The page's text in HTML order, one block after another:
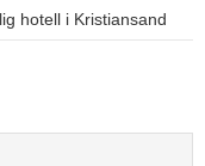
hotell i Kristiansand